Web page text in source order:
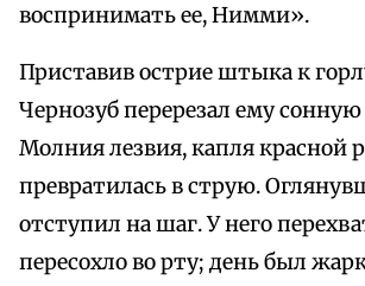
воспринимать ее, Нимми».
Приставив острие штыка к
Чернозуб перерезал ему
Молния лезвия, капля красной
превратилась в струю.
отступил на шаг. У него
пересохло во рту; день был